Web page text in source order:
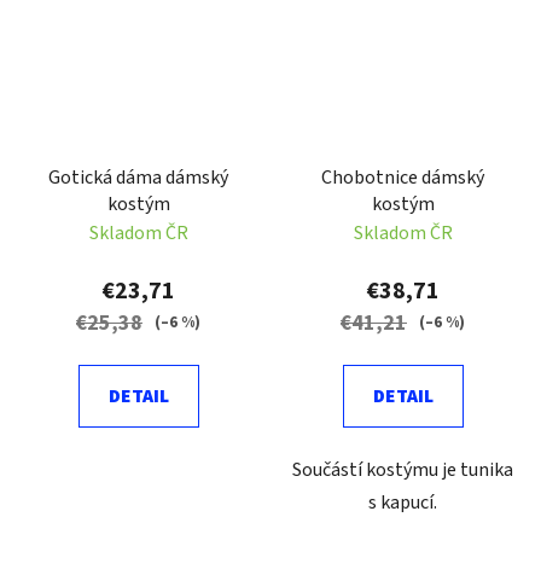
Gotická dáma dámský
kostým
Skladom ČR
€23,71
€25,38 (–6 %)
DETAIL
Chobotnice dámský
kostým
Skladom ČR
€38,71
€41,21 (–6 %)
DETAIL
Součástí kostýmu je tunika
s kapucí.